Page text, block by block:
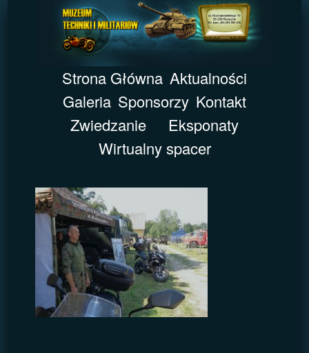
Strona Główna Aktualności
Galeria Sponsorzy Kontakt
Zwiedzanie
Eksponaty
Wirtualny spacer